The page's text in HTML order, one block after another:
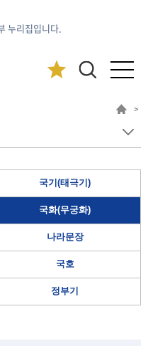
누리집입니다.
>
국기(태극기)
국화(무궁화)
나라문장
국호
정부기